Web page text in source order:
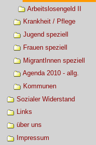
Arbeitslosengeld II
Krankheit / Pflege
Jugend speziell
Frauen speziell
MigrantInnen speziell
Agenda 2010 - allg.
Kommunen
Sozialer Widerstand
Links
über uns
Impressum